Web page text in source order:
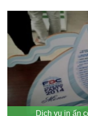
Dịch vụ in ấn